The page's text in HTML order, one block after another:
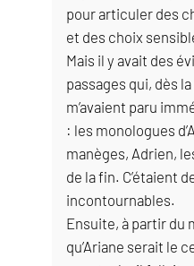
pour articuler des
et des choix
Mais il y avait des
passages qui, dès
m’avaient paru
: les monologues
manèges, Adrien,
de la fin. C’étaient
incontournables.
Ensuite, à partir du
qu’Ariane serait le